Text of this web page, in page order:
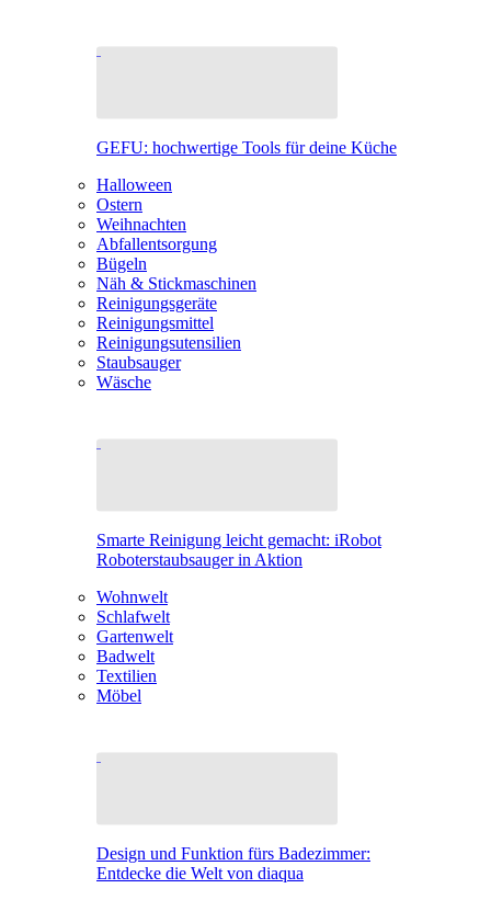
GEFU: hochwertige Tools für deine Küche
Halloween
Ostern
Weihnachten
Abfallentsorgung
Bügeln
Näh & Stickmaschinen
Reinigungsgeräte
Reinigungsmittel
Reinigungsutensilien
Staubsauger
Wäsche
Smarte Reinigung leicht gemacht: iRobot
Roboterstaubsauger in Aktion
Wohnwelt
Schlafwelt
Gartenwelt
Badwelt
Textilien
Möbel
Design und Funktion fürs Badezimmer:
Entdecke die Welt von diaqua